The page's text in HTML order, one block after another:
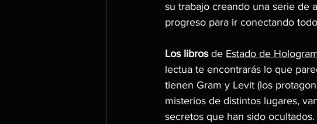
su trabajo creando una serie de
progreso para ir conectando
Los libros de Estado de
lectua te encontrarás lo que
tienen Gram y Levit (los
misterios de distintos lugares,
secretos que han sido ocultados.